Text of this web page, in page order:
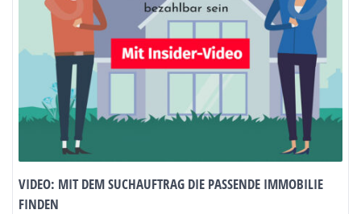
VIDEO: MIT DEM SUCHAUFTRAG DIE PASSENDE IMMOBILIE
FINDEN